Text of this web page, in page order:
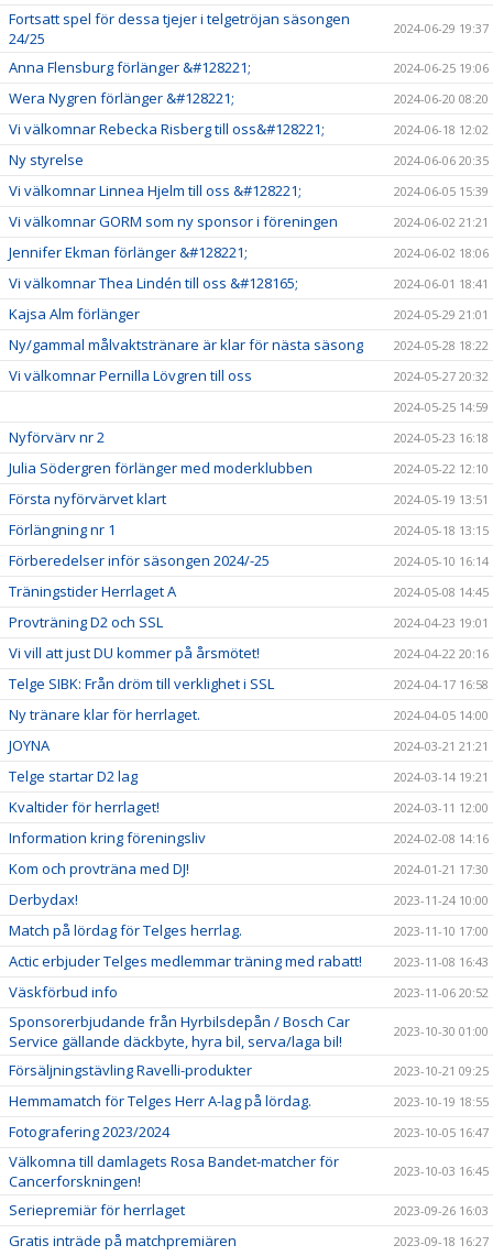
Fortsatt spel för dessa tjejer i telgetröjan säsongen
24/25
2024-06-29 19:37
Anna Flensburg förlänger &#128221; 2024-06-25 19:06
Wera Nygren förlänger &#128221; 2024-06-20 08:20
Vi välkomnar Rebecka Risberg till oss&#128221; 2024-06-18 12:02
Ny styrelse 2024-06-06 20:35
Vi välkomnar Linnea Hjelm till oss &#128221; 2024-06-05 15:39
Vi välkomnar GORM som ny sponsor i föreningen 2024-06-02 21:21
Jennifer Ekman förlänger &#128221; 2024-06-02 18:06
Vi välkomnar Thea Lindén till oss &#128165; 2024-06-01 18:41
Kajsa Alm förlänger 2024-05-29 21:01
Ny/gammal målvaktstränare är klar för nästa säsong 2024-05-28 18:22
Vi välkomnar Pernilla Lövgren till oss
2024-05-27 20:32
2024-05-25 14:59
Nyförvärv nr 2 2024-05-23 16:18
Julia Södergren förlänger med moderklubben 2024-05-22 12:10
Första nyförvärvet klart 2024-05-19 13:51
Förlängning nr 1 2024-05-18 13:15
Förberedelser inför säsongen 2024/-25 2024-05-10 16:14
Träningstider Herrlaget A 2024-05-08 14:45
Provträning D2 och SSL 2024-04-23 19:01
Vi vill att just DU kommer på årsmötet! 2024-04-22 20:16
Telge SIBK: Från dröm till verklighet i SSL 2024-04-17 16:58
Ny tränare klar för herrlaget. 2024-04-05 14:00
JOYNA 2024-03-21 21:21
Telge startar D2 lag 2024-03-14 19:21
Kvaltider för herrlaget! 2024-03-11 12:00
Information kring föreningsliv 2024-02-08 14:16
Kom och provträna med DJ! 2024-01-21 17:30
Derbydax! 2023-11-24 10:00
Match på lördag för Telges herrlag. 2023-11-10 17:00
Actic erbjuder Telges medlemmar träning med rabatt! 2023-11-08 16:43
Väskförbud info 2023-11-06 20:52
Sponsorerbjudande från Hyrbilsdepån / Bosch Car
Service gällande däckbyte, hyra bil, serva/laga bil!
2023-10-30 01:00
Försäljningstävling Ravelli-produkter 2023-10-21 09:25
Hemmamatch för Telges Herr A-lag på lördag. 2023-10-19 18:55
Fotografering 2023/2024 2023-10-05 16:47
Välkomna till damlagets Rosa Bandet-matcher för
Cancerforskningen!
2023-10-03 16:45
Seriepremiär för herrlaget 2023-09-26 16:03
Gratis inträde på matchpremiären 2023-09-18 16:27